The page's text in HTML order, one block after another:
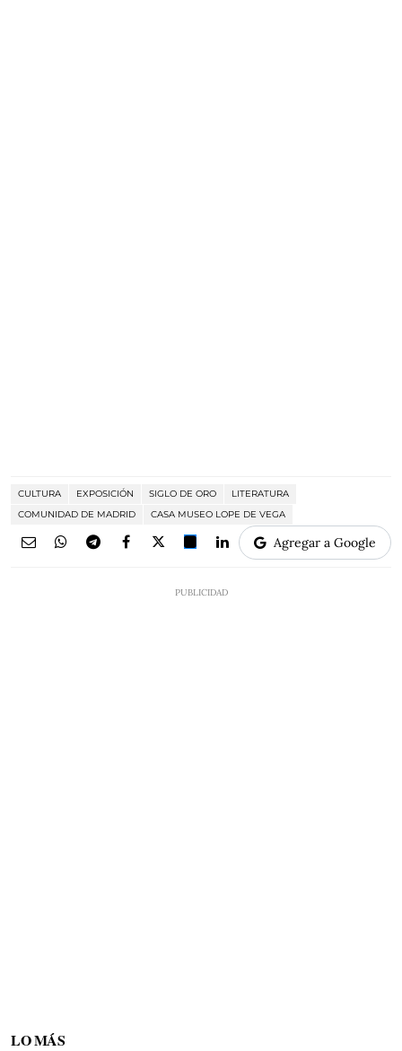
CULTURA EXPOSICIÓN SIGLO DE ORO
LITERATURA
COMUNIDAD DE MADRID
CASA MUSEO LOPE DE VEGA
Agregar a Google
LO MÁS